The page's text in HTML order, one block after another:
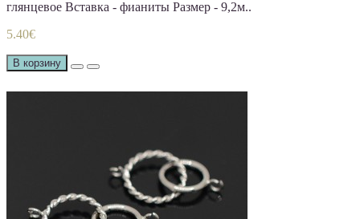
глянцевое Вставка - фианиты Размер - 9,2м..
5.40€
В корзину